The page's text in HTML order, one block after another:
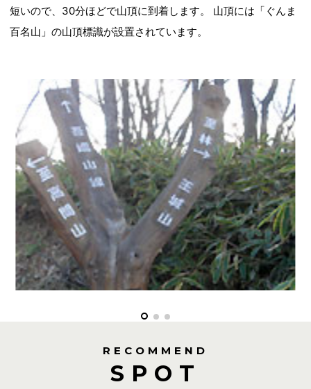
短いので、30分ほどで山頂に到着します。 山頂には「ぐんま
百名山」の山頂標識が設置されています。
RECOMMEND
SPOT